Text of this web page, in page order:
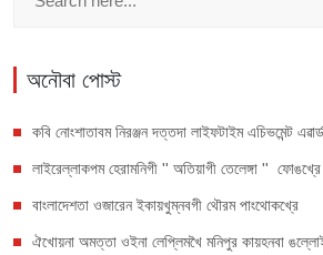
অনৌবা পোস্ট
কবি নোংশাতাবম নিরঞ্জন দত্তদা লাইফটাইম এচিভমেন্ট এৱার্ড
লাইরেল্লাকপম হেরামনিগী '' অতিয়াগী তেলেঙ্গা '' ফোঙখ্রে
বাংলাদেশতা ওজারেন ইকায়খুম্নবগী থৌরম পাংথোকখ্রে
ঐখোয়না অমত্তা ওইনা লেপ্লিমখৈ মনিপুর কায়হনবা